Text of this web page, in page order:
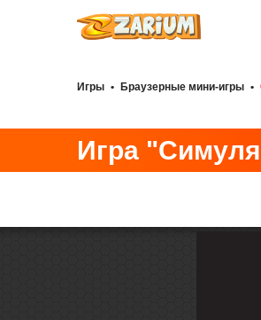
Игры • Браузерные мини-игры •
Игра